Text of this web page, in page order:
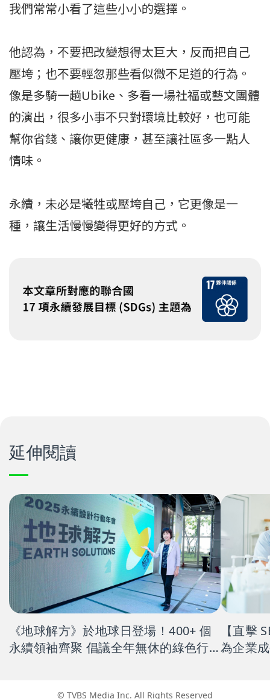
我們常常小看了這些小小的選擇。
他認為，不要把改變想得太巨大，反而把自己
壓垮；也不要輕忽那些看似微不足道的行為。
像是多騎一趟Ubike、多看一場社福或藝文團體
的演出，很多小事不只對環境比較好，也可能
幫你省錢、讓你更健康，甚至讓社區多一點人
情味。
永續，未必是犧牲或壓垮自己，它更像是一
種，讓生活慢慢變得更好的方式。
延伸閱讀
《地球解方》於地球日登場！400+ 個
永續領袖齊聚 倡議全年無休的綠色行
【直擊
為企業
© TVBS Media Inc. All Rights Reserved